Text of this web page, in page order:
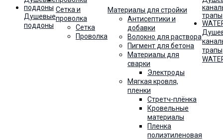
Душевые
поддоны
Сетка и
проволка
Сетка
Проволка
Материалы для стройки
Антисептики и
добавки
Волокно для раствора
Пигмент для бетона
Материалы для
сварки
Электроды
Мягкая кровля,
пленки
Стретч-плёнка
Кровельные
материалы
Пленка
полиэтиленовая
трапы